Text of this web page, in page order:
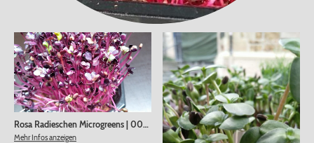
Rosa Radieschen Microgreens | 00000
Mehr Infos anzeigen